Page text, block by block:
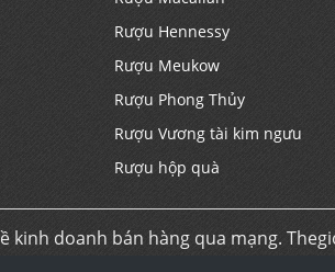
Rượu Hennessy
Rượu Meukow
Rượu Phong Thủy
Rượu Vương tài kim ngưu
Rượu hộp quà
kinh doanh bán hàng qua mạng.
trên internet. Vui lòng đến trực tiếp